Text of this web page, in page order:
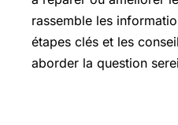
rassemble les
étapes clés et les
aborder la question